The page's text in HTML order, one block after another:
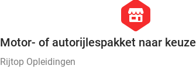
hexagon
store
Motor- of autorijlespakket naar keuze
Rijtop Opleidingen